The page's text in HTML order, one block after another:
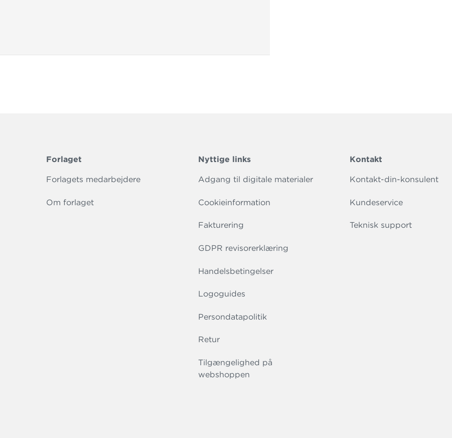
Forlaget
Forlagets medarbejdere
Om forlaget
Nyttige links
Adgang til digitale materialer
Cookieinformation
Fakturering
GDPR revisorerklæring
Handelsbetingelser
Logoguides
Persondatapolitik
Retur
Tilgængelighed på
webshoppen
Kontakt
Kontakt-din-konsulent
Kundeservice
Teknisk support